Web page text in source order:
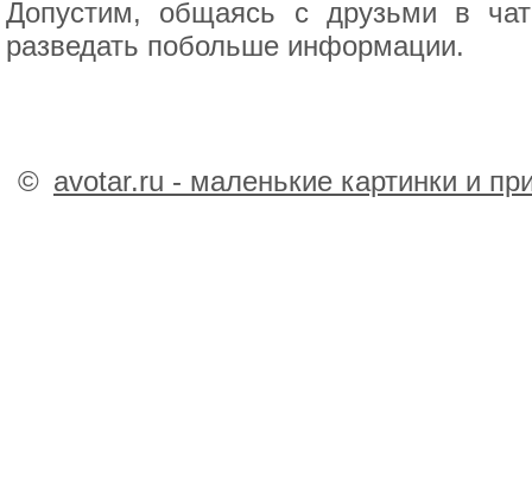
Допустим, общаясь с друзьми в
разведать побольше информации.
© avotar.ru - маленькие картинки и